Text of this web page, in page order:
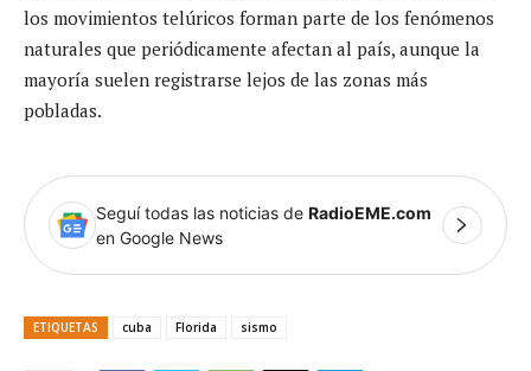
los movimientos telúricos forman parte de los fenómenos
naturales que periódicamente afectan al país, aunque la
mayoría suelen registrarse lejos de las zonas más
pobladas.
Seguí todas las noticias de RadioEME.com
en Google News
ETIQUETAS cuba Florida sismo